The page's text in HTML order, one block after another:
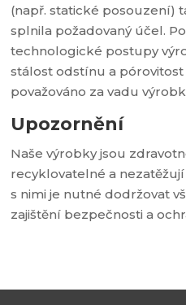
(např. statické posouzení)
splnila požadovaný účel.
technologické postupy
stálost odstínu a pórovitost
považováno za vadu
Upozornění
Naše výrobky jsou
recyklovatelné a
s nimi je nutné dodržovat
zajištění bezpečnosti a